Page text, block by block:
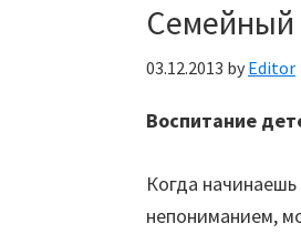
Семейный
03.12.2013 by Editor
Воспитание
Когда
непониманием,